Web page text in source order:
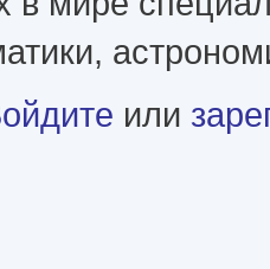
античной науки. Открытия великих
или